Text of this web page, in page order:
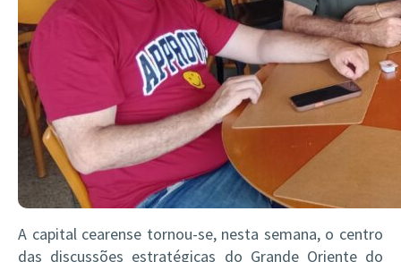
A capital cearense tornou-se, nesta semana, o centro
das discussões estratégicas do Grande Oriente do